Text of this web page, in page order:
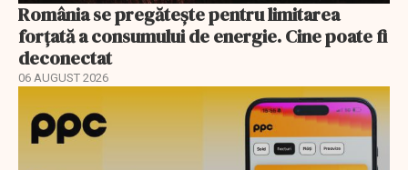
România se pregătește pentru limitarea
forțată a consumului de energie. Cine poate fi
deconectat
06 AUGUST 2026